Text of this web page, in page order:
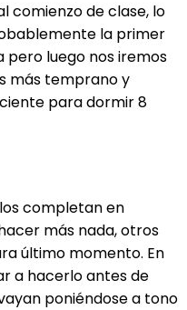
comienzo de clase, lo
la primer
luego nos iremos
más temprano y
para dormir 8
completan en
más nada, otros
último momento. En
a hacerlo antes de
poniéndose a tono